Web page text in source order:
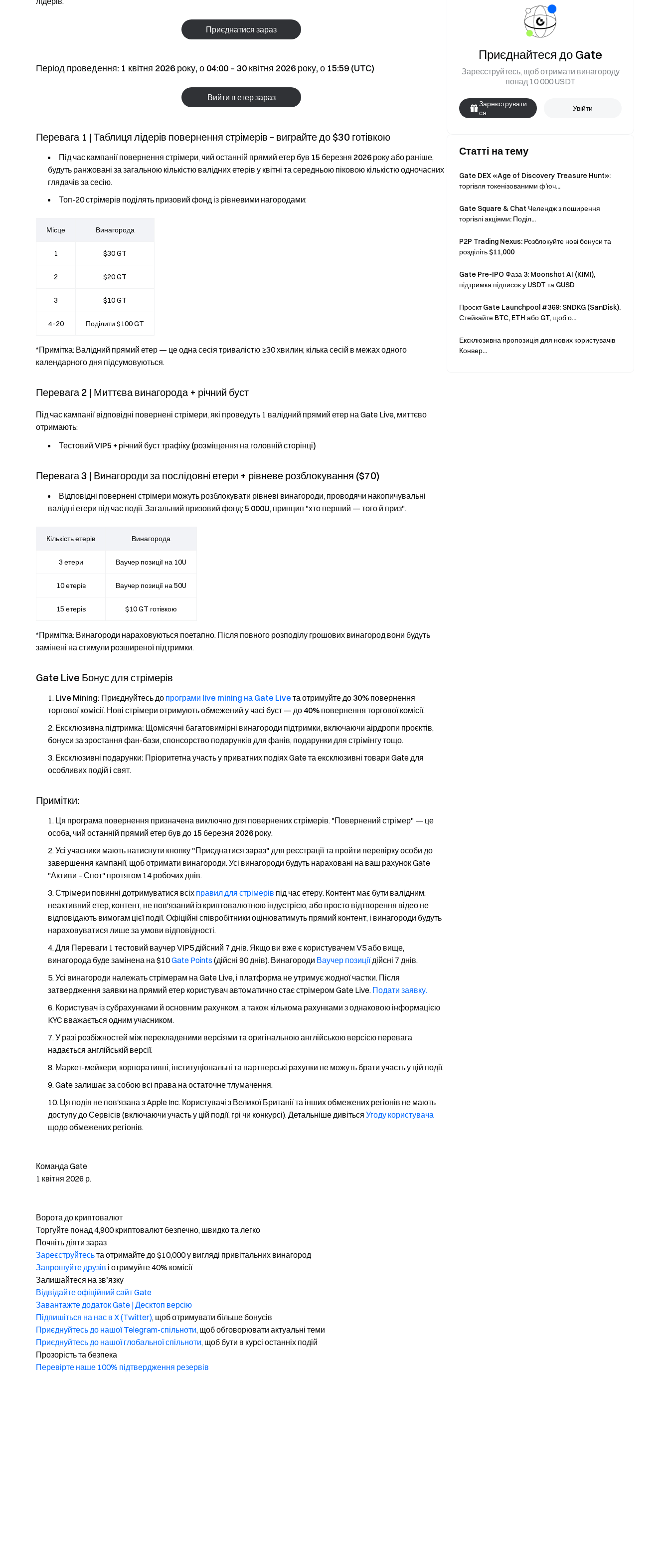
Приєднатися зараз
Період проведення: 1 квітня 2026 року, о 04:00 – 30 квітня 2026 року, о 15:59 (UTC)
Вийти в етер зараз
Перевага 1 | Таблиця лідерів повернення стрімерів – виграйте до $30 готівкою
Під час кампанії повернення стрімери, чий останній прямий етер був 15 березня 2026 року або раніше,
будуть ранжовані зазагальною кількістю валідних етерів у квітні тасередньою піковою кількістю одночасних
глядачів за сесію.
Топ-20 стрімерів поділять призовий фонд із рівневими нагородами:
Місце Винагорода
1 $30 GT
2 $20 GT
3 $10 GT
4–20 Поділити $100 GT
*Примітка: Валідний прямий етер — це одна сесія тривалістю ≥30 хвилин; кілька сесій в межах одного
календарного дня підсумовуються.
Перевага 2 | Миттєва винагорода + річний буст
Під час кампанії відповідні повернені стрімери, які проведуть 1 валідний прямий етер на Gate Live, миттєво
отримають:
Тестовий VIP5 + річний буст трафіку (розміщення на головній сторінці)
Перевага 3 | Винагороди за послідовні етери + рівневе розблокування ($70)
Відповідні повернені стрімери можуть розблокувати рівневі винагороди, проводячи накопичувальні
валідні етери під час події. Загальний призовий фонд:5 000U, принцип "хто перший — того й приз".
Кількість етерів Винагорода
3 етери Ваучер позиції на 10U
10 етерів Ваучер позиції на 50U
15 етерів $10 GT готівкою
*Примітка: Винагороди нараховуються поетапно. Після повного розподілу грошових винагород вони будуть
замінені на стимули розширеної підтримки.
Gate Live Бонус для стрімерів
Live Mining: Приєднуйтесь до програми live mining на Gate Live та отримуйте до 30% повернення
торгової комісії. Нові стрімери отримуютьобмежений у часі буст — до 40% повернення торгової комісії.
Ексклюзивна підтримка: Щомісячні багатовимірні винагороди підтримки, включаючи аірдропи проєктів,
бонуси за зростання фан-бази, спонсорство подарунків для фанів, подарунки для стрімінгу тощо.
Ексклюзивні подарунки: Пріоритетна участь у приватних подіях Gate та ексклюзивні товари Gate для
особливих подій і свят.
Примітки:
Ця програма повернення призначена виключно для повернених стрімерів. "Повернений стрімер" — це
особа, чий останній прямий етер був до 15 березня 2026 року.
Усі учасники мають натиснути кнопку "Приєднатися зараз" для реєстрації та пройти перевірку особи до
завершення кампанії, щоб отримати винагороди. Усі винагороди будуть нараховані на ваш рахунок Gate
"Активи – Спот" протягом 14 робочих днів.
Стрімери повинні дотримуватися всіх правил для стрімерів під час етеру. Контент має бути валідним;
неактивний етер, контент, не пов'язаний із криптовалютною індустрією, або просто відтворення відео не
відповідають вимогам цієї події. Офіційні співробітники оцінюватимуть прямий контент, і винагороди будуть
нараховуватися лише за умови відповідності.
Для Переваги 1 тестовий ваучер VIP5 дійсний 7 днів. Якщо ви вже є користувачем V5 або вище,
винагорода буде замінена на $10Gate Points (дійсні 90 днів). Винагороди Ваучер позиціїдійсні 7 днів.
Усі винагороди належать стрімерам на Gate Live, і платформа не утримує жодної частки. Після
затвердження заявки на прямий етер користувач автоматично стає стрімером Gate Live. Подати заявку.
Користувач із субрахунками й основним рахунком, а також кількома рахунками з однаковою інформацією
KYC вважається одним учасником.
У разі розбіжностей між перекладеними версіями та оригінальною англійською версією перевага
надається англійській версії.
Маркет-мейкери, корпоративні, інституціональні та партнерські рахунки не можуть брати участь у цій події.
Gate залишає за собою всі права на остаточне тлумачення.
Ця подія не пов'язана з Apple Inc. Користувачі з Великої Британії та інших обмежених регіонів не мають
доступу до Сервісів (включаючи участь у цій події, грі чи конкурсі). Детальніше дивіться Угоду користувача
щодо обмежених регіонів.
Команда Gate
1 квітня 2026 р.
Ворота до криптовалют
Торгуйте понад 4,900 криптовалют безпечно, швидко та легко
Почніть діяти зараз
Зареєструйтесьта отримайте до $10,000 у вигляді привітальних винагород
Запрошуйте друзів і отримуйте 40% комісії
Залишайтеся на зв'язку
Відвідайте офіційний сайт Gate
Завантажте додаток Gate | Десктоп версію
Підпишіться на нас в X (Twitter), щоб отримувати більше бонусів
Приєднуйтесь до нашої Telegram-спільноти, щоб обговорювати актуальні теми
Приєднуйтесь до нашої глобальної спільноти, щоб бути в курсі останніх подій
Прозорість та безпека
Перевірте наше 100% підтвердження резервів
Приєднайтеся до Gate
Зареєструйтесь, щоб отримати винагороду
понад 10 000 USDT
Зареєструвати
ся
Увійти
Статті на тему
Gate DEX «Age of Discovery Treasure Hunt»:
торгівля токенізованими ф’юч...
Gate Square & Chat Челендж з поширення
торгівлі акціями: Поділ...
P2P Trading Nexus: Розблокуйте нові бонуси та
розділіть $11,000
Gate Pre-IPO Фаза 3: Moonshot AI (KIMI),
підтримка підписок у USDT та GUSD
Проєкт Gate Launchpool #369: SNDKG (SanDisk).
Стейкайте BTC, ETH або GT, щоб о...
Ексклюзивна пропозиція для нових користувачів
Конвер...